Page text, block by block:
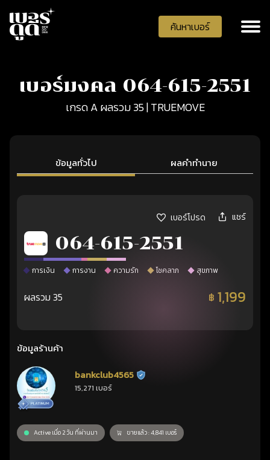
ค้นหาเบอร์
เบอร์มงคล 064-615-2551
เกรด A ผลรวม 35 | TRUEMOVE
ข้อมูลทั่วไป ผลคำทำนาย
เบอร์โปรด แชร์
064-615-2551
การเงิน การงาน ความรัก โชคลาภ สุขภาพ
ผลรวม 35 ฿ 1,199
ข้อมูลร้านค้า
bankclub4565 ร้านยืนยันแล้ว
15,271 เบอร์
Active เมื่อ 2 วัน ที่ผ่านมา ขายแล้ว : 4,841 เบอร์